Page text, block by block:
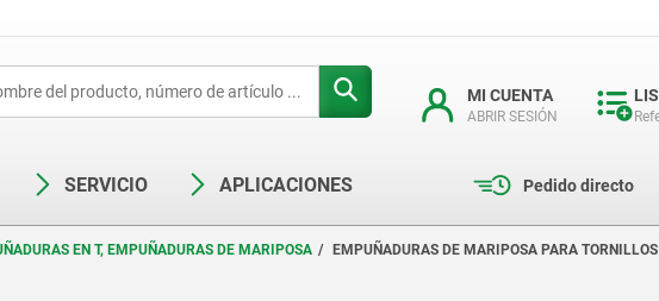
MI CUENTA
ABRIR SESIÓN
SERVICIO APLICACIONES Pedido directo
EN T, EMPUÑADURAS DE MARIPOSA EMPUÑADURAS DE MARIPOSA PARA